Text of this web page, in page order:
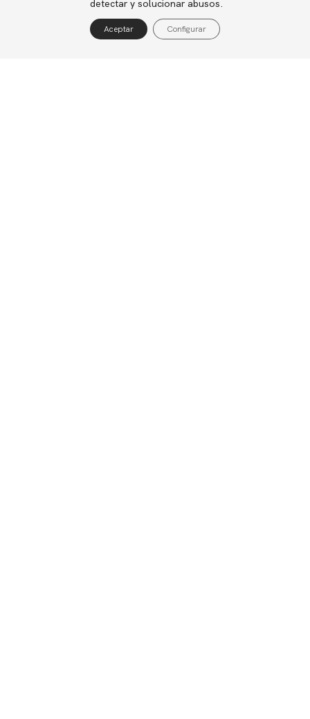
Política de cookies
funcionamiento no entendemos?
Cuando la IA aterriza en lo cotidiano: cuatro
detectar y solucionar abusos.
Aceptar Configurar